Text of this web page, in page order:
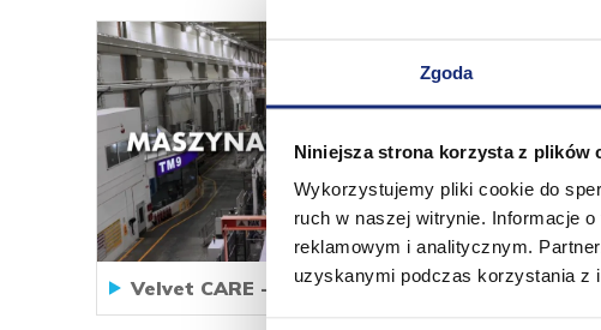
Zgoda
Niniejsza strona korzysta z plików
Wykorzystujemy pliki cookie do
ruch w naszej witrynie. Informacje
reklamowym i analitycznym.
uzyskanymi podczas korzystania z
Velvet CARE - Tissue Machine TM9